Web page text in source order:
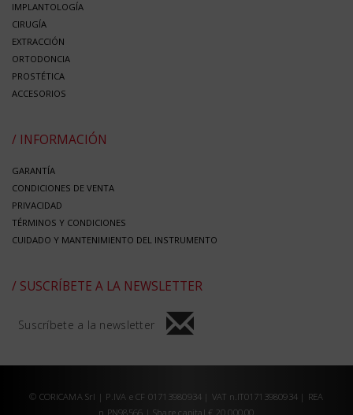
IMPLANTOLOGÍA
CIRUGÍA
EXTRACCIÓN
ORTODONCIA
PROSTÉTICA
ACCESORIOS
/ INFORMACIÓN
GARANTÍA
CONDICIONES DE VENTA
PRIVACIDAD
TÉRMINOS Y CONDICIONES
CUIDADO Y MANTENIMIENTO DEL INSTRUMENTO
/ SUSCRÍBETE A LA NEWSLETTER
Suscríbete a la newsletter
© CORICAMA Srl | P.IVA e CF 01713980934 | VAT n.IT01713980934 | REA
n.PN98566 | Share capital € 20.000,00